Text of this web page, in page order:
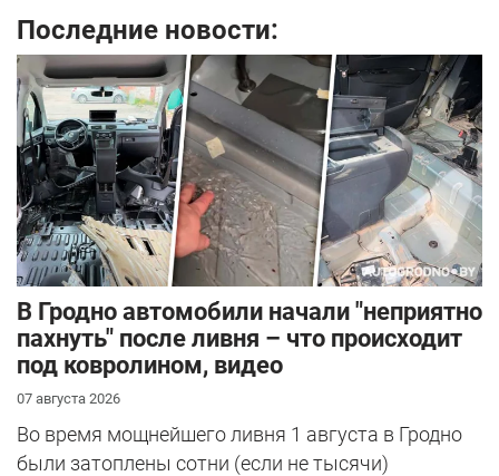
Последние новости:
В Гродно автомобили начали "неприятно
пахнуть" после ливня – что происходит
под ковролином, видео
07 августа 2026
Во время мощнейшего ливня 1 августа в Гродно
были затоплены сотни (если не тысячи)